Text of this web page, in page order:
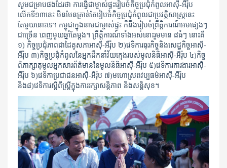
សូមជម្រាបផងដែរថា ការធ្វើជាម្ចាស់ផ្ទះរៀបចំកិច្ចប្រជុំកំពូលអាស៊ី-អឺរ៉ុប
លើកទី១៣នេះ មិនមែនគ្រាន់តែរៀបចំកិច្ចប្រជុំកំពូលជាប្រវត្តិសាស្រ្តនេះ
តែមួយនោះទេ។ កម្ពុជាក្នុងនាមជាម្ចាស់ផ្ទះ ក៏នឹងរៀបចំព្រឹត្តិការណ៍អមផ្សេងៗ
ជាច្រើន ពេញមួយឆ្នាំតែម្តង។ ព្រឹត្តិការណ៍ទាំងអស់នោះរួមមាន ៨ធំៗ នោះគឺ
១) កិច្ចប្រជុំភាពជាដៃគូសភាអាស៊ី-អឺរ៉ុប ២)វេទិការធុរកិច្ចនិងសេដ្ឋកិច្ចអាស៊ី-
អឺរ៉ុប ៣)កិច្ចប្រជុំកំពូលនៃអ្នកដឹកនាំវ័យក្មេងរបស់មូលនិធិអាស៊ី-អឺរ៉ុប ៤)កិច្ច
ពិភាក្សាតុមូលអ្នកសារព័ត៌មាននៃមូលនិធិអាស៊ី-អឺរ៉ុប ៥)វេទិការការងារអាស៊ី-
អឺរ៉ុប ៦)វេទិកាប្រជាជនអាស៊ី-អឺរ៉ុប ៧)មហោស្រពវប្បធម៌អាស៊ី-អឺរ៉ុប
និង៨)វេទិការស្តីពីស្រ្តីក្នុងការរក្សាសន្តិភាព និងសន្តិសុខ។